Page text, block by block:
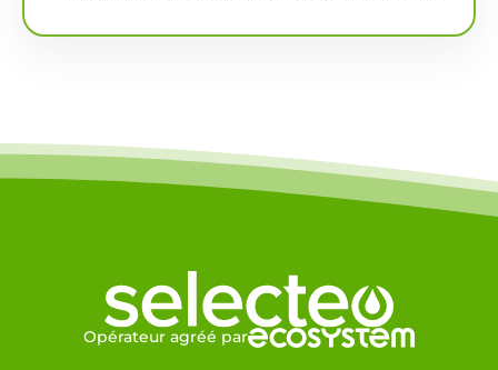
Opérateur agréé par